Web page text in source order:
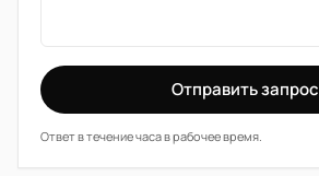
Отправить запрос
Ответ в течение часа в рабочее время.